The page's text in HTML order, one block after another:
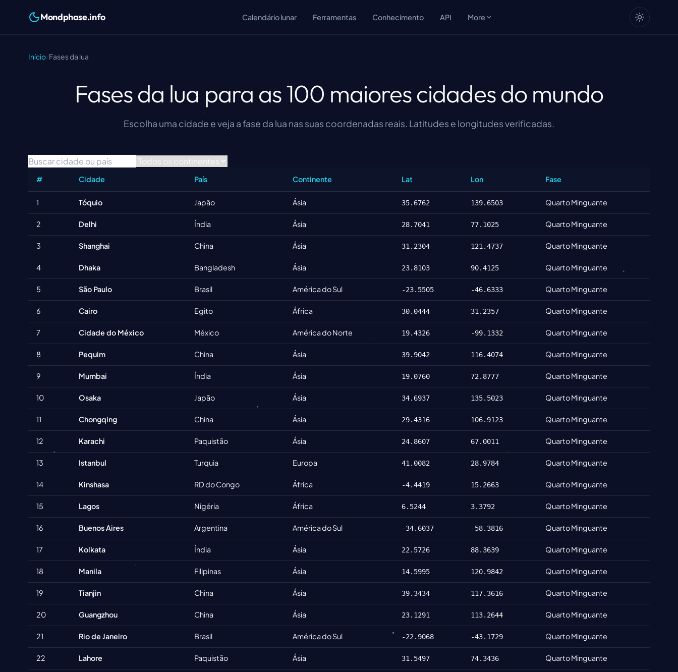
Mondphase.info Calendário lunar Ferramentas Conhecimento API More
Início Fases da lua
Fases da lua para as 100 maiores cidades do mundo
Escolha uma cidade e veja a fase da lua nas suas coordenadas reais. Latitudes e longitudes verificadas.
# Cidade País Continente Lat Lon Fase
1 Tóquio Japão Ásia 35.6762 139.6503 Quarto Minguante
2 Delhi Índia Ásia 28.7041 77.1025 Quarto Minguante
3 Shanghai China Ásia 31.2304 121.4737 Quarto Minguante
4 Dhaka Bangladesh Ásia 23.8103 90.4125 Quarto Minguante
5 São Paulo Brasil América do Sul -23.5505 -46.6333 Quarto Minguante
6 Cairo Egito África 30.0444 31.2357 Quarto Minguante
7 Cidade do México México América do Norte 19.4326 -99.1332 Quarto Minguante
8 Pequim China Ásia 39.9042 116.4074 Quarto Minguante
9 Mumbai Índia Ásia 19.0760 72.8777 Quarto Minguante
10 Osaka Japão Ásia 34.6937 135.5023 Quarto Minguante
11 Chongqing China Ásia 29.4316 106.9123 Quarto Minguante
12 Karachi Paquistão Ásia 24.8607 67.0011 Quarto Minguante
13 Istanbul Turquia Europa 41.0082 28.9784 Quarto Minguante
14 Kinshasa RD do Congo África -4.4419 15.2663 Quarto Minguante
15 Lagos Nigéria África 6.5244 3.3792 Quarto Minguante
16 Buenos Aires Argentina América do Sul -34.6037 -58.3816 Quarto Minguante
17 Kolkata Índia Ásia 22.5726 88.3639 Quarto Minguante
18 Manila Filipinas Ásia 14.5995 120.9842 Quarto Minguante
19 Tianjin China Ásia 39.3434 117.3616 Quarto Minguante
20 Guangzhou China Ásia 23.1291 113.2644 Quarto Minguante
21 Rio de Janeiro Brasil América do Sul -22.9068 -43.1729 Quarto Minguante
22 Lahore Paquistão Ásia 31.5497 74.3436 Quarto Minguante